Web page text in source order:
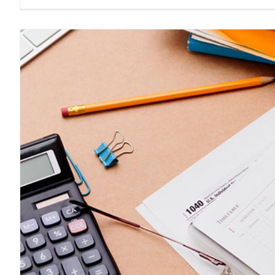
Buchhaltung leicht gemacht